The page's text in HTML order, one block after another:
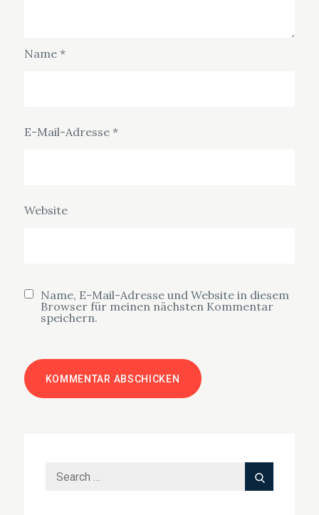
Name *
E-Mail-Adresse *
Website
Name, E-Mail-Adresse und Website in diesem
Browser für meinen nächsten Kommentar
speichern.
Search
Search